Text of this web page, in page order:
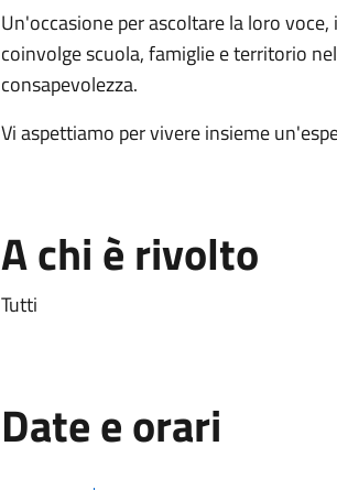
Un'occasione per ascoltare la loro
coinvolge scuola, famiglie e territorio
consapevolezza.
Vi aspettiamo per vivere insieme
A chi è rivolto
Tutti
Date e orari